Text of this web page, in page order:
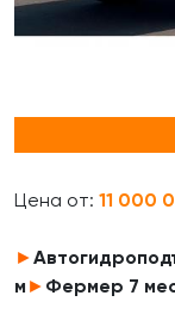
Цена от: 11 000
►
м ► Фермер 7